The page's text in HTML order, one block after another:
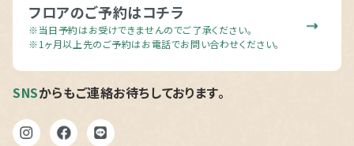
フロアのご予約はコチラ
※当日予約はお受けできませんのでご了承ください。
※1ヶ月以上先のご予約はお電話でお問い合わせください。
SNSからもご連絡お待ちしております。